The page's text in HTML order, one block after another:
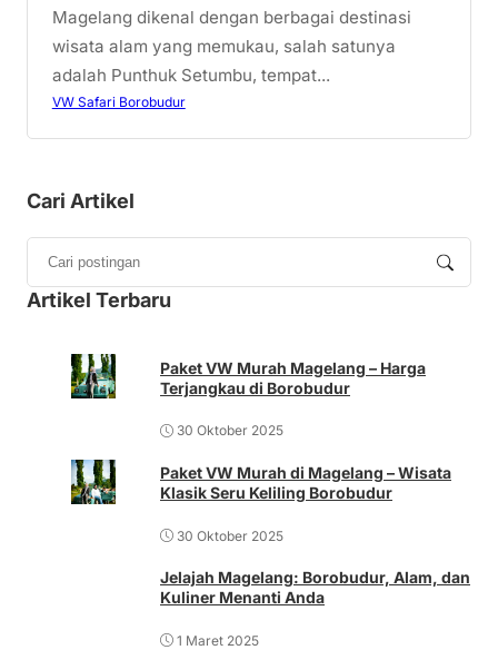
Magelang dikenal dengan berbagai destinasi
wisata alam yang memukau, salah satunya
adalah Punthuk Setumbu, tempat...
VW Safari Borobudur
Cari Artikel
Artikel Terbaru
Paket VW Murah Magelang – Harga
Terjangkau di Borobudur
30 Oktober 2025
Paket VW Murah di Magelang – Wisata
Klasik Seru Keliling Borobudur
30 Oktober 2025
Jelajah Magelang: Borobudur, Alam, dan
Kuliner Menanti Anda
1 Maret 2025